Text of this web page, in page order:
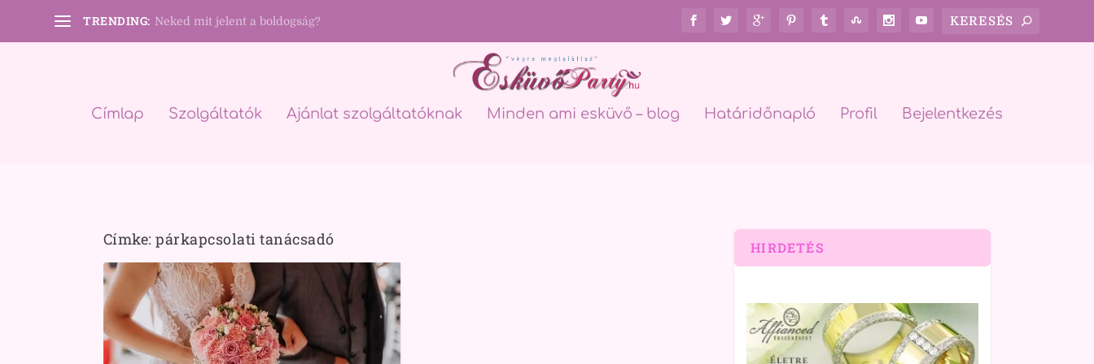
TRENDING: Neked mit jelent a boldogság?
Címlap Szolgáltatók Ajánlat szolgáltatóknak Minden ami esküvő – blog Határidőnapló Profil Bejelentkezés
Címke: párkapcsolati tanácsadó HIRDETÉS